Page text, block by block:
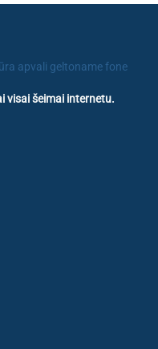
visai šeimai internetu.